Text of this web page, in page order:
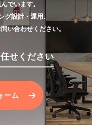
でいます。
設計・運用、
い合わせください。
せください
ーム